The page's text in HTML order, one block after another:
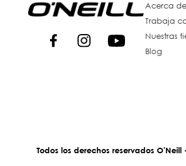
Acerca
Trabaja
Nuestras
Blog
Todos los derechos reservados O'Neill